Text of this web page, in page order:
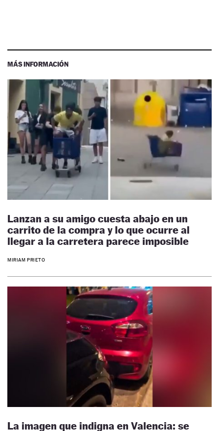
MÁS INFORMACIÓN
Lanzan a su amigo cuesta abajo en un
carrito de la compra y lo que ocurre al
llegar a la carretera parece imposible
MIRIAM PRIETO
La imagen que indigna en Valencia: se